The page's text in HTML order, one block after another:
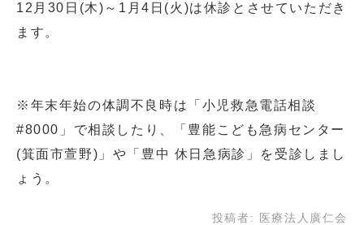
12月30日(木)～1月4日(火)は休診とさせていただき
ます。
※年末年始の体調不良時は「小児救急電話相談
#8000」で相談したり、「豊能こども急病センター
(箕面市萱野)」や「豊中 休日急病診」を受診しまし
ょう。
投稿者: 医療法人廣仁会